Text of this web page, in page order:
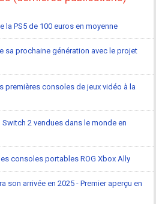
la PS5 de 100 euros en moyenne
sa prochaine génération avec le projet
premières consoles de jeux vidéo à la
2 vendues dans le monde en
consoles portables ROG Xbox Ally
son arrivée en 2025 - Premier aperçu en